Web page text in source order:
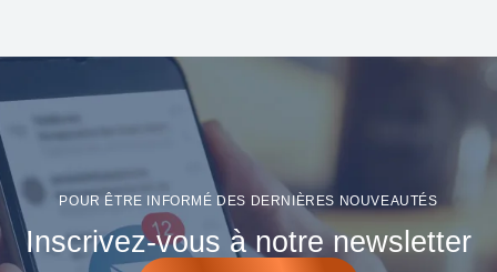
POUR ÊTRE INFORMÉ DES DERNIÈRES NOUVEAUTÉS
Inscrivez-vous à notre newsletter